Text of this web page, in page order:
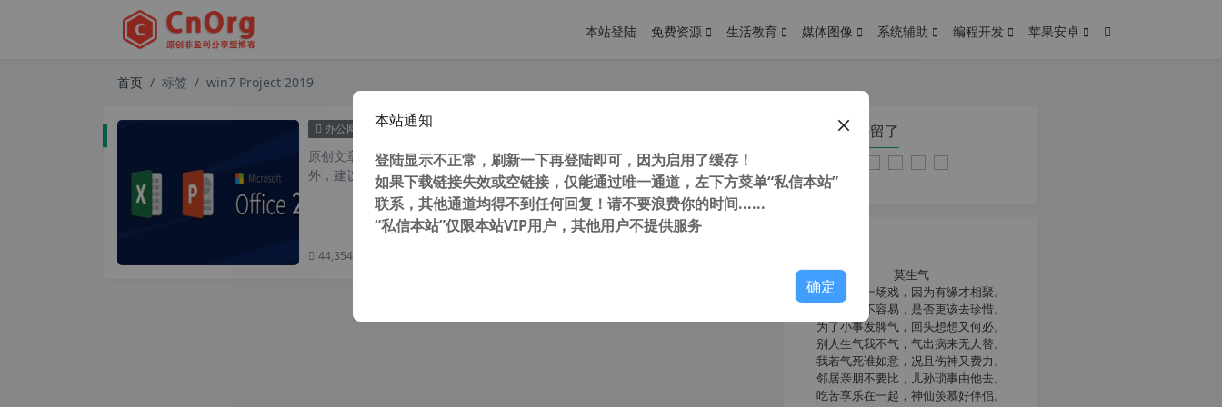
本站登陆 免费资源 生活教育 媒体图像 系统辅助 编程开发 苹果安卓
首页 标签 win7 Project 2019
办公网络 全网唯一 Microsoft Office 2019 Project 2019 Visio 2019 32位/64位 支持win7 win8 win10 (附安装教程）
原创文章，转载请注明： 转载自cnorg.12hp.de 注意：由于网站空间位于国
外，建议避开晚上的访问高峰期...
44,354 次浏览
您在本页停留了
莫生气
人生就像一场戏，因为有缘才相聚。
相扶到老不容易，是否更该去珍惜。
为了小事发脾气，回头想想又何必。
别人生气我不气，气出病来无人替。
我若气死谁如意，况且伤神又费力。
邻居亲朋不要比，儿孙琐事由他去。
吃苦享乐在一起，神仙羡慕好伴侣。
本站通知
登陆显示不正常，刷新一下再登陆即可，因为启用了缓存！
如果下载链接失效或空链接，仅能通过唯一通道，左下方菜单“私信本站”
联系，其他通道均得不到任何回复！请不要浪费你的时间......
“私信本站”仅限本站VIP用户，其他用户不提供服务
确定